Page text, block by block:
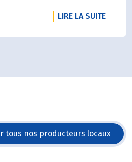
SORTI ! LIRE LA SUITEDE
tous nos producteurs locaux